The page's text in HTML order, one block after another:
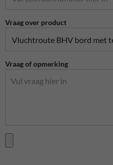
Vraag over product
Vraag of opmerking